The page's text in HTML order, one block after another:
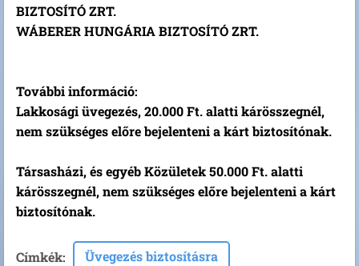
BIZTOSÍTÓ ZRT.
WÁBERER HUNGÁRIA BIZTOSÍTÓ ZRT.
További információ:
Lakkosági üvegezés, 20.000 Ft. alatti kárösszegnél,
nem szükséges előre bejelenteni a kárt biztosítónak.
Társasházi, és egyéb Közületek 50.000 Ft. alatti
kárösszegnél, nem szükséges előre bejelenteni a kárt
biztosítónak.
Címkék: Üvegezés biztosításra